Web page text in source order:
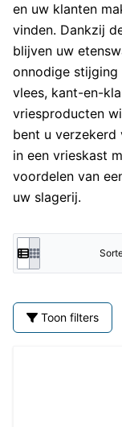
en uw klanten
vinden. Dankzij
blijven uw
onnodige stijging
vlees, kant-en-
vriesproducten
bent u verzekerd
in een vrieskast
voordelen van
uw slagerij.
Toon filters